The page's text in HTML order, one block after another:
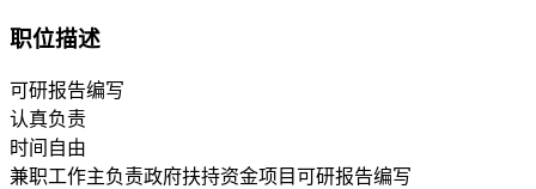
职位描述
可研报告编写
认真负责
时间自由
兼职工作主负责政府扶持资金项目可研报告编写